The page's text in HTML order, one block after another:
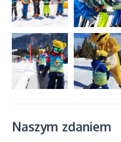
Naszym zdaniem